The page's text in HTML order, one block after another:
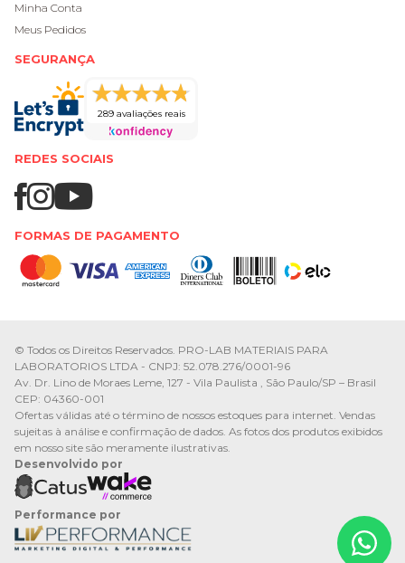
Minha Conta
Meus Pedidos
SEGURANÇA
289 avaliações reais
REDES SOCIAIS
FORMAS DE PAGAMENTO
© Todos os Direitos Reservados. PRO-LAB MATERIAIS PARA
LABORATORIOS LTDA - CNPJ: 52.078.276/0001-96
Av. Dr. Lino de Moraes Leme, 127 - Vila Paulista , São Paulo/SP – Brasil
CEP: 04360-001
Ofertas válidas até o término de nossos estoques para internet. Vendas
sujeitas à análise e confirmação de dados. As fotos dos produtos exibidos
em nosso site são meramente ilustrativas.
Desenvolvido por
Performance por